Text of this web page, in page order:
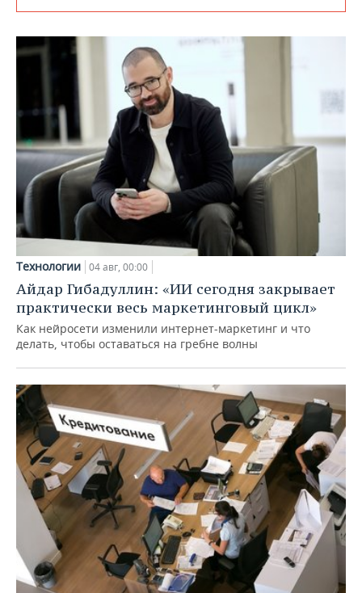
Технологии 04 авг, 00:00
Айдар Гибадуллин: «ИИ сегодня закрывает
практически весь маркетинговый цикл»
Как нейросети изменили интернет-маркетинг и что
делать, чтобы оставаться на гребне волны